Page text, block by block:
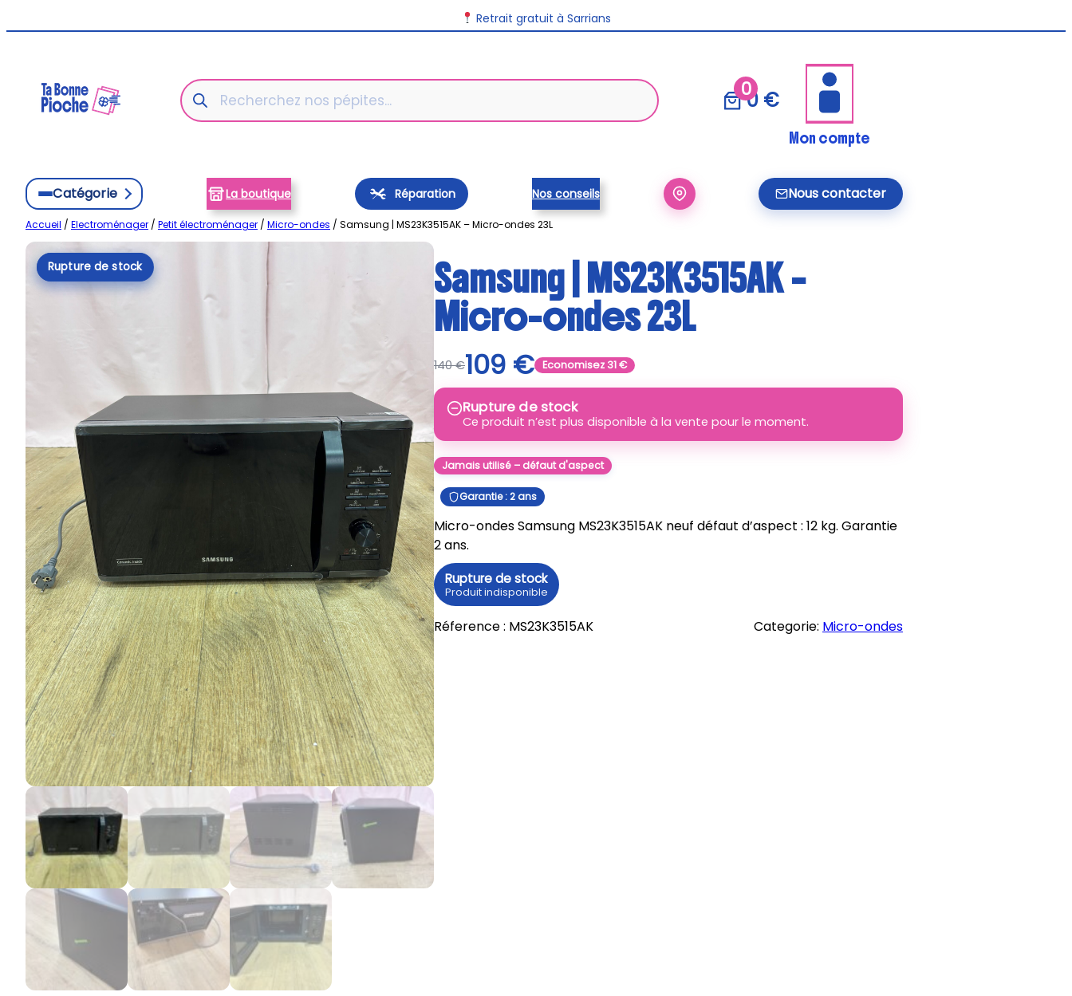
au
Retrait gratuit à Sarrians
Recherche
de
produits
00 €
Mon compte
Catégorie La boutique Réparation Nous contacter
Nos conseils
Accueil / Electroménager / Petit électroménager / Micro-ondes / Samsung | MS23K3515AK – Micro-ondes 23L
Samsung | MS23K3515AK –
Micro-ondes 23L
140€109 € Economisez 31€
Rupture de stock
Ce produit n’est plus disponible à la vente pour le moment.
Jamais utilisé – défaut d'aspect
Garantie : 2 ans
Micro-ondes Samsung MS23K3515AK neuf défaut d’aspect : 12 kg. Garantie
2 ans.
Rupture de stock
Produit indisponible
Réference : MS23K3515AK Categorie: Micro-ondes